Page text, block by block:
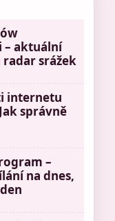
– aktuální
srážek
internetu
správně
–
na dnes,